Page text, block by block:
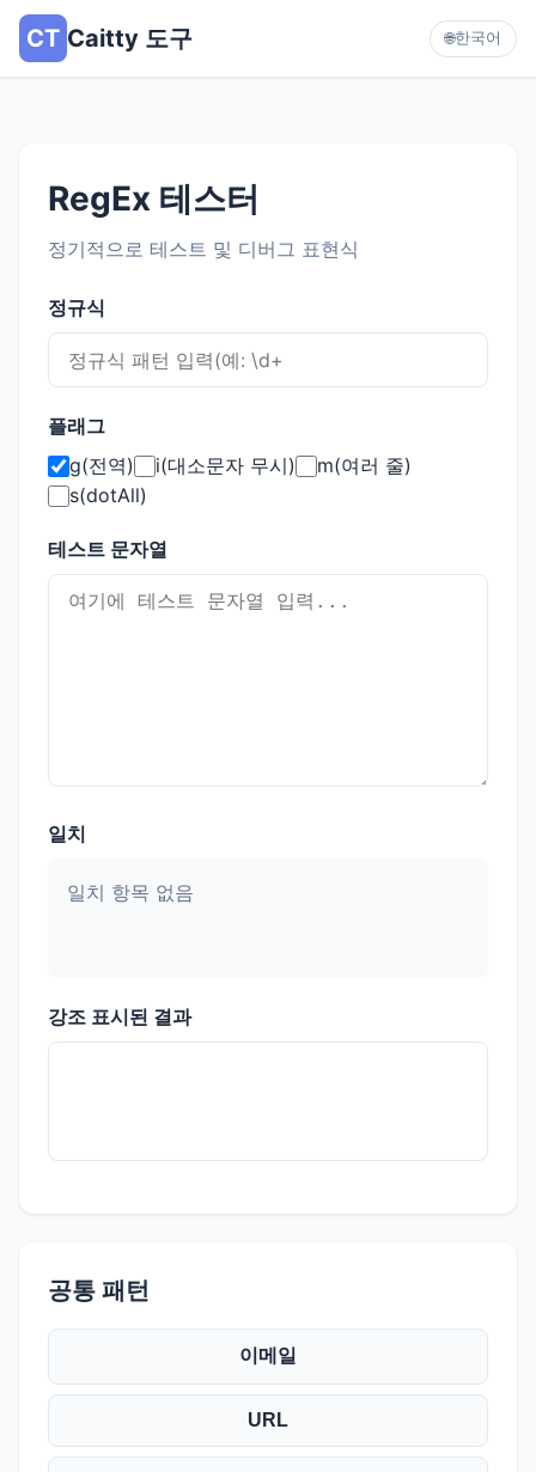
CT Caitty 도구 🌐한국어
RegEx 테스터
정기적으로 테스트 및 디버그 표현식
정규식
플래그
g(전역)
i(대소문자 무시)
m(여러 줄)
s(dotAll)
테스트 문자열
일치
일치 항목 없음
강조 표시된 결과
공통 패턴
이메일
URL